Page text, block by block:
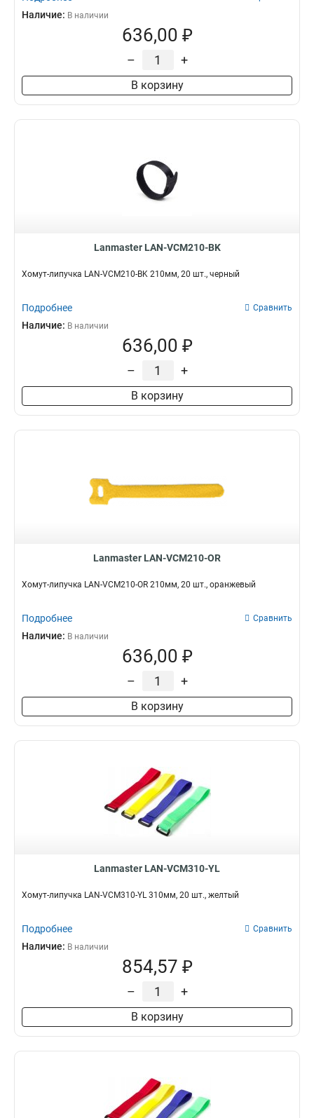
Наличие: В наличии
636,00 ₽
– +
В корзину
Lanmaster LAN-VCM210-BK
Хомут-липучка LAN-VCM210-BK 210мм, 20 шт., черный
Подробнее Сравнить
Наличие: В наличии
636,00 ₽
– +
В корзину
Lanmaster LAN-VCM210-OR
Хомут-липучка LAN-VCM210-OR 210мм, 20 шт., оранжевый
Подробнее Сравнить
Наличие: В наличии
636,00 ₽
– +
В корзину
Lanmaster LAN-VCM310-YL
Хомут-липучка LAN-VCM310-YL 310мм, 20 шт., желтый
Подробнее Сравнить
Наличие: В наличии
854,57 ₽
– +
В корзину